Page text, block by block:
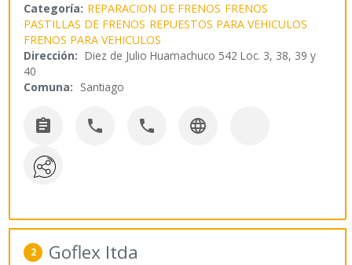
Categoría: REPARACION DE FRENOS FRENOS
PASTILLAS DE FRENOS REPUESTOS PARA VEHICULOS
FRENOS PARA VEHICULOS
Dirección: Diez de Julio Huamachuco 542 Loc. 3, 38, 39 y
40
Comuna: Santiago
   
2 Goflex ltda